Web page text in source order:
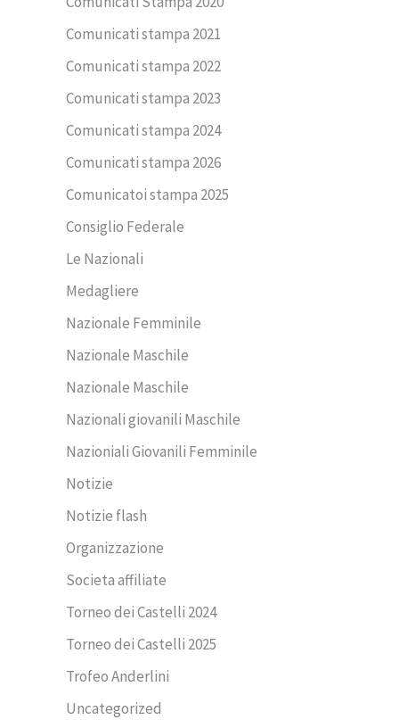
Comunicati stampa 2021
Comunicati stampa 2022
Comunicati stampa 2023
Comunicati stampa 2024
Comunicati stampa 2026
Comunicatoi stampa 2025
Consiglio Federale
Le Nazionali
Medagliere
Nazionale Femminile
Nazionale Maschile
Nazionale Maschile
Nazionali giovanili Maschile
Nazioniali Giovanili Femminile
Notizie
Notizie flash
Organizzazione
Societa affiliate
Torneo dei Castelli 2024
Torneo dei Castelli 2025
Trofeo Anderlini
Uncategorized